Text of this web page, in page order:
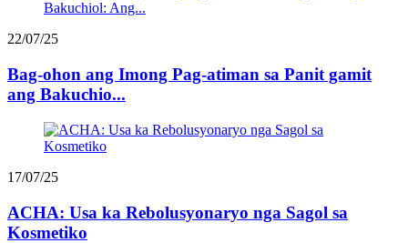
22/07/25
Bag-ohon ang Imong Pag-atiman sa Panit gamit
ang Bakuchio...
17/07/25
ACHA: Usa ka Rebolusyonaryo nga Sagol sa
Kosmetiko